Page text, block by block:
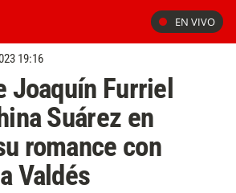
EN VIVO
19:16
Joaquín Furriel
Suárez en
romance con
Valdés